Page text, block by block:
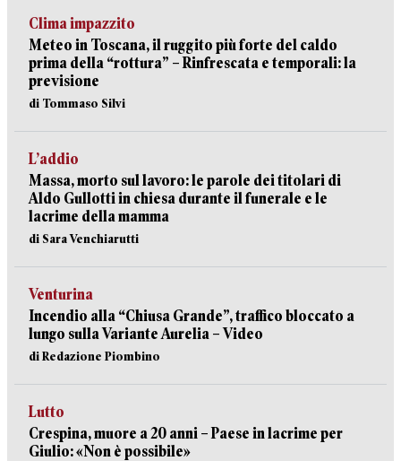
Clima impazzito
Meteo in Toscana, il ruggito più forte del caldo
prima della “rottura” – Rinfrescata e temporali: la
previsione
di Tommaso Silvi
L’addio
Massa, morto sul lavoro: le parole dei titolari di
Aldo Gullotti in chiesa durante il funerale e le
lacrime della mamma
di Sara Venchiarutti
Venturina
Incendio alla “Chiusa Grande”, traffico bloccato a
lungo sulla Variante Aurelia – Video
di Redazione Piombino
Lutto
Crespina, muore a 20 anni – Paese in lacrime per
Giulio: «Non è possibile»